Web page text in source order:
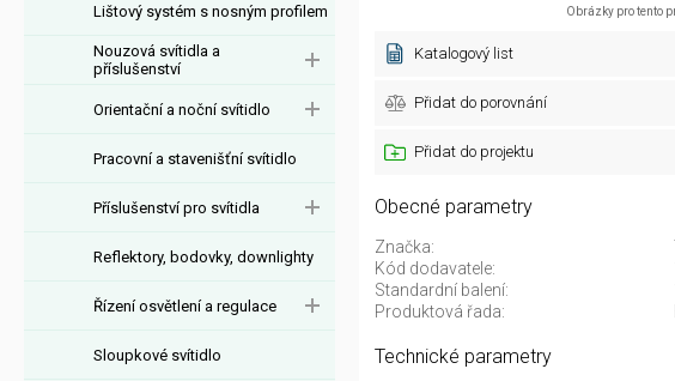
Lištový systém s nosným profilem
Nouzová svítidla a
příslušenství
Orientační a noční svítidlo
Pracovní a stavenišťní svítidlo
Příslušenství pro svítidla
Reflektory, bodovky, downlighty
Řízení osvětlení a regulace
Sloupkové svítidlo
Obrázky pro tento
Katalogový list
Přidat do porovnání
Přidat do projektu
Obecné parametry
Značka:
Kód dodavatele:
Standardní balení:
Produktová řada:
Technické parametry